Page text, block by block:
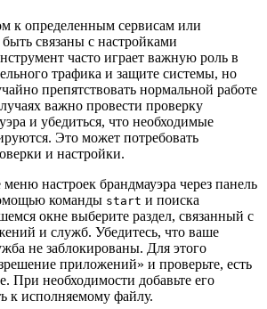
к определенным сервисам или
связаны с настройками
часто играет важную роль в
трафика и защите системы, но
препятствовать нормальной работе
важно провести проверку
и убедиться, что необходимые
Это может потребовать
и настройки.
меню настроек брандмауэра через панель
команды start и поиска
окне выберите раздел, связанный с
и служб. Убедитесь, что ваше
не заблокированы. Для этого
приложений» и проверьте, есть
При необходимости добавьте его
к исполняемому файлу.